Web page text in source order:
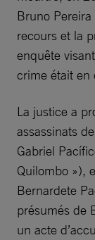
Bruno Pereira
recours et la
enquête
crime était en
La justice a
assassinats
Gabriel
Quilombo »),
Bernardete
présumés de
un acte